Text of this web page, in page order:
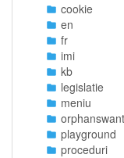
cookie
en
fr
imi
kb
legislatie
meniu
playground
proceduri